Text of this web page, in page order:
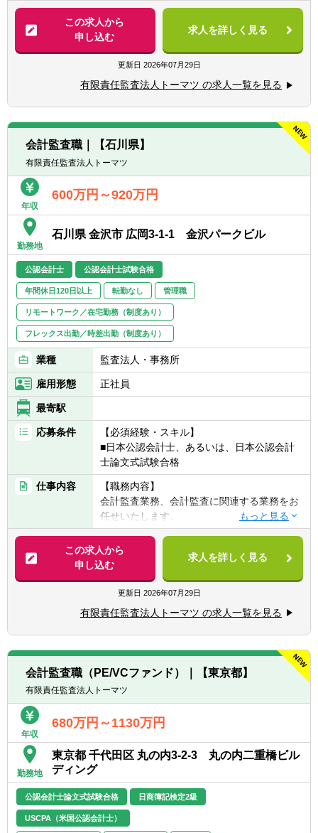
▽マネジャーでの採用
■日本公認会計士
■監査法人における監査職マネジャー経験（1
年以上）
【具体的には】
■会計監査業務（金融商品取引法、会社法監
査等に基づく監査業務）
■システム監査
■株式上場支援
■各種アドバイザリーサービス
■金融関連サービス
■ベンチャーサポート
この求人から
申し込む
求人を詳しく見る
更新日 2026年07月29日
有限責任監査法人トーマツ の求人一覧を見る
会計監査職｜【石川県】
有限責任監査法人トーマツ
年収
600万円～920万円
勤務地
石川県 金沢市 広岡3-1-1 金沢パークビル
公認会計士 公認会計士試験合格
年間休日120日以上 転勤なし 管理職
リモートワーク／在宅勤務（制度あり）
フレックス出勤／時差出勤（制度あり）
業種 監査法人・事務所
雇用形態 正社員
最寄駅
応募条件
【必須経験・スキル】
■日本公認会計士、あるいは、日本公認会計
士論文式試験合格
仕事内容
【職務内容】
会計監査業務、会計監査に関連する業務をお
任せいたします。
【具体的には】
■会計監査業務（金融商品取引法、会社法監
査等に基づく監査業務）
■システム監査
■株式上場支援
■各種アドバイザリーサービス
この求人から
申し込む
求人を詳しく見る
更新日 2026年07月29日
有限責任監査法人トーマツ の求人一覧を見る
会計監査職（PE/VCファンド）｜【東京都】
有限責任監査法人トーマツ
年収
680万円～1130万円
勤務地
東京都 千代田区 丸の内3-2-3 丸の内二重橋ビル
ディング
公認会計士論文式試験合格 日商簿記検定2級
USCPA（米国公認会計士）